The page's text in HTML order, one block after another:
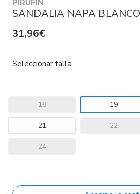
PIRUFIN
SANDALIA NAPA BLANCO
31,96€
Seleccionar talla
18 19
21 22
24